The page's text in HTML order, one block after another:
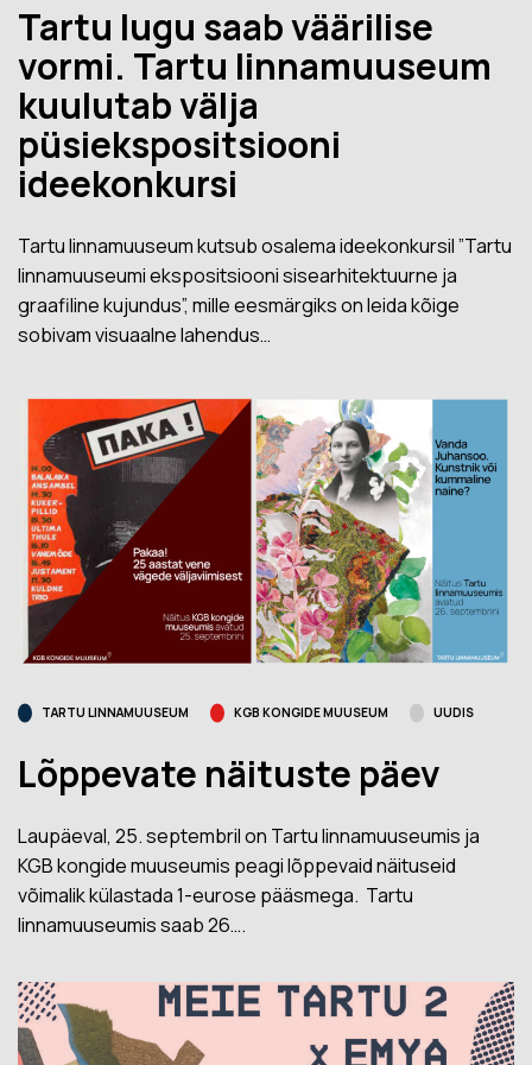
Tartu lugu saab väärilise
vormi. Tartu linnamuuseum
kuulutab välja
püsiekspositsiooni
ideekonkursi
Tartu linnamuuseum kutsub osalema ideekonkursil ”Tartu
linnamuuseumi ekspositsiooni sisearhitektuurne ja
graafiline kujundus”, mille eesmärgiks on leida kõige
sobivam visuaalne lahendus…
TARTU LINNAMUUSEUM KGB KONGIDE MUUSEUM UUDIS
Lõppevate näituste päev
Laupäeval, 25. septembril on Tartu linnamuuseumis ja
KGB kongide muuseumis peagi lõppevaid näituseid
võimalik külastada 1-eurose pääsmega. Tartu
linnamuuseumis saab 26….